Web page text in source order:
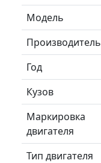
Модель
Производитель
Год
Кузов
Маркировка
двигателя
Тип двигателя